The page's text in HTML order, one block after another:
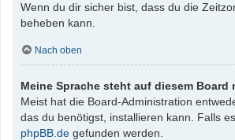
Wenn du dir sicher bist, dass du die
beheben kann.
Nach oben
Meine Sprache steht auf diesem Board
Meist hat die Board-Administration
das du benötigst, installieren kann. Falls
phpBB.de gefunden werden.